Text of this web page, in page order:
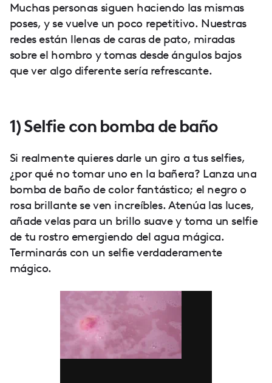
Muchas personas siguen haciendo las mismas
poses, y se vuelve un poco repetitivo. Nuestras
redes están llenas de caras de pato, miradas
sobre el hombro y tomas desde ángulos bajos
que ver algo diferente sería refrescante.
1) Selfie con bomba de baño
Si realmente quieres darle un giro a tus selfies,
¿por qué no tomar uno en la bañera? Lanza una
bomba de baño de color fantástico; el negro o
rosa brillante se ven increíbles. Atenúa las luces,
añade velas para un brillo suave y toma un selfie
de tu rostro emergiendo del agua mágica.
Terminarás con un selfie verdaderamente
mágico.